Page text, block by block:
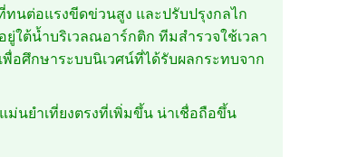
ทนต่อแรงขีดข่วนสูง และปรับปรุงกลไก
ใต้น้ำบริเวลณอาร์กติก ทีมสำรวจใช้เวลา
อศึกษาระบบนิเวศน์ที่ได้รับผลกระทบจาก
ม่นยำเที่ยงตรงที่เพิ่มขึ้น น่าเชื่อถือขึ้น